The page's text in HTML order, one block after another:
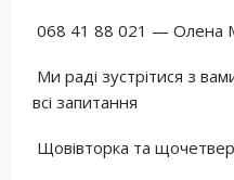
068 41 88 021 — Олена
Ми раді зустрітися з
всі запитання
Щовівторка та